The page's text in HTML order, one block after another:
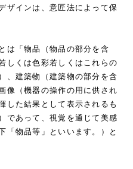
ザインは、意匠法によって保
は「物品（物品の部分を含
しくは色彩若しくはこれらの
、建築物（建築物の部分を含
像（機器の操作の用に供され
した結果として表示されるも
であって、視覚を通じて美感
「物品等」といいます。）と